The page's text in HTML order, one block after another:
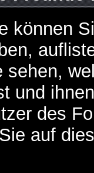
können
sehen,
und
des
auf